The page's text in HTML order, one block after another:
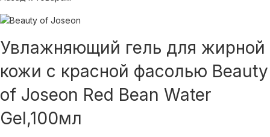
Увлажняющий гель для жирной
кожи с красной фасолью Beauty
of Joseon Red Bean Water
Gel,100мл